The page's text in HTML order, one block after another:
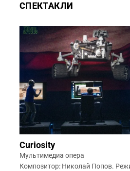
СПЕКТАКЛИ
Curiosity
Мультимедиа опера
Композитор: Николай Попов.